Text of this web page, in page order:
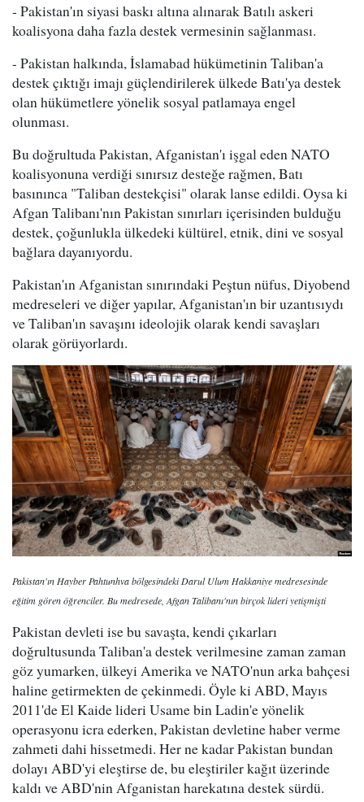
- Pakistan'ın siyasi baskı altına alınarak Batılı askeri
koalisyona daha fazla destek vermesinin sağlanması.
- Pakistan halkında, İslamabad hükümetinin Taliban'a
destek çıktığı imajı güçlendirilerek ülkede Batı'ya destek
olan hükümetlere yönelik sosyal patlamaya engel
olunması.
Bu doğrultuda Pakistan, Afganistan'ı işgal eden NATO
koalisyonuna verdiği sınırsız desteğe rağmen, Batı
basınınca "Taliban destekçisi" olarak lanse edildi. Oysa ki
Afgan Talibanı'nın Pakistan sınırları içerisinden bulduğu
destek, çoğunlukla ülkedeki kültürel, etnik, dini ve sosyal
bağlara dayanıyordu.
Pakistan'ın Afganistan sınırındaki Peştun nüfus, Diyobend
medreseleri ve diğer yapılar, Afganistan'ın bir uzantısıydı
ve Taliban'ın savaşını ideolojik olarak kendi savaşları
olarak görüyorlardı.
Pakistan'ın Hayber Pahtunhva bölgesindeki Darul Ulum Hakkaniye medresesinde
eğitim gören öğrenciler. Bu medresede, Afgan Talibanı'nın birçok lideri yetişmişti
Pakistan devleti ise bu savaşta, kendi çıkarları
doğrultusunda Taliban'a destek verilmesine zaman zaman
göz yumarken, ülkeyi Amerika ve NATO'nun arka bahçesi
haline getirmekten de çekinmedi. Öyle ki ABD, Mayıs
2011'de El Kaide lideri Usame bin Ladin'e yönelik
operasyonu icra ederken, Pakistan devletine haber verme
zahmeti dahi hissetmedi. Her ne kadar Pakistan bundan
dolayı ABD'yi eleştirse de, bu eleştiriler kağıt üzerinde
kaldı ve ABD'nin Afganistan harekatına destek sürdü.